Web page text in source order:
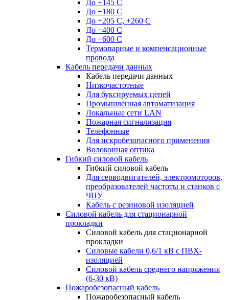
До +145 С
До +180 C
До +205 С, +260 С
До +400 C
До +600 С
Термопарные и компенсационные
провода
Кабель передачи данных
Кабель передачи данных
Низкочастотные
Для буксируемых цепей
Промышленная автоматизация
Локальные сети LAN
Пожарная сигнализация
Телефонные
Для искробезопасного применения
Волоконная оптика
Гибкий силовой кабель
Гибкий силовой кабель
Для серводвигателей, электромоторов,
преобразователей частоты и станков с
ЧПУ
Кабель с резиновой изоляцией
Силовой кабель для стационарной
прокладки
Силовой кабель для стационарной
прокладки
Силовые кабели 0,6/1 кВ с ПВХ-
изоляцией
Силовой кабель среднего напряжения
(6-30 кВ)
Пожаробезопасный кабель
Пожаробезопасный кабель